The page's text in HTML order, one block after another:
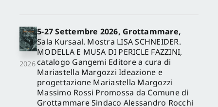
2026
5-27 Settembre 2026, Grottammare,
Sala Kursaal. Mostra LISA SCHNEIDER.
MODELLA E MUSA DI PERICLE FAZZINI,
catalogo Gangemi Editore a cura di
Mariastella Margozzi Ideazione e
progettazione Mariastella Margozzi
Massimo Rossi Promossa da Comune di
Grottammare Sindaco Alessandro Rocchi